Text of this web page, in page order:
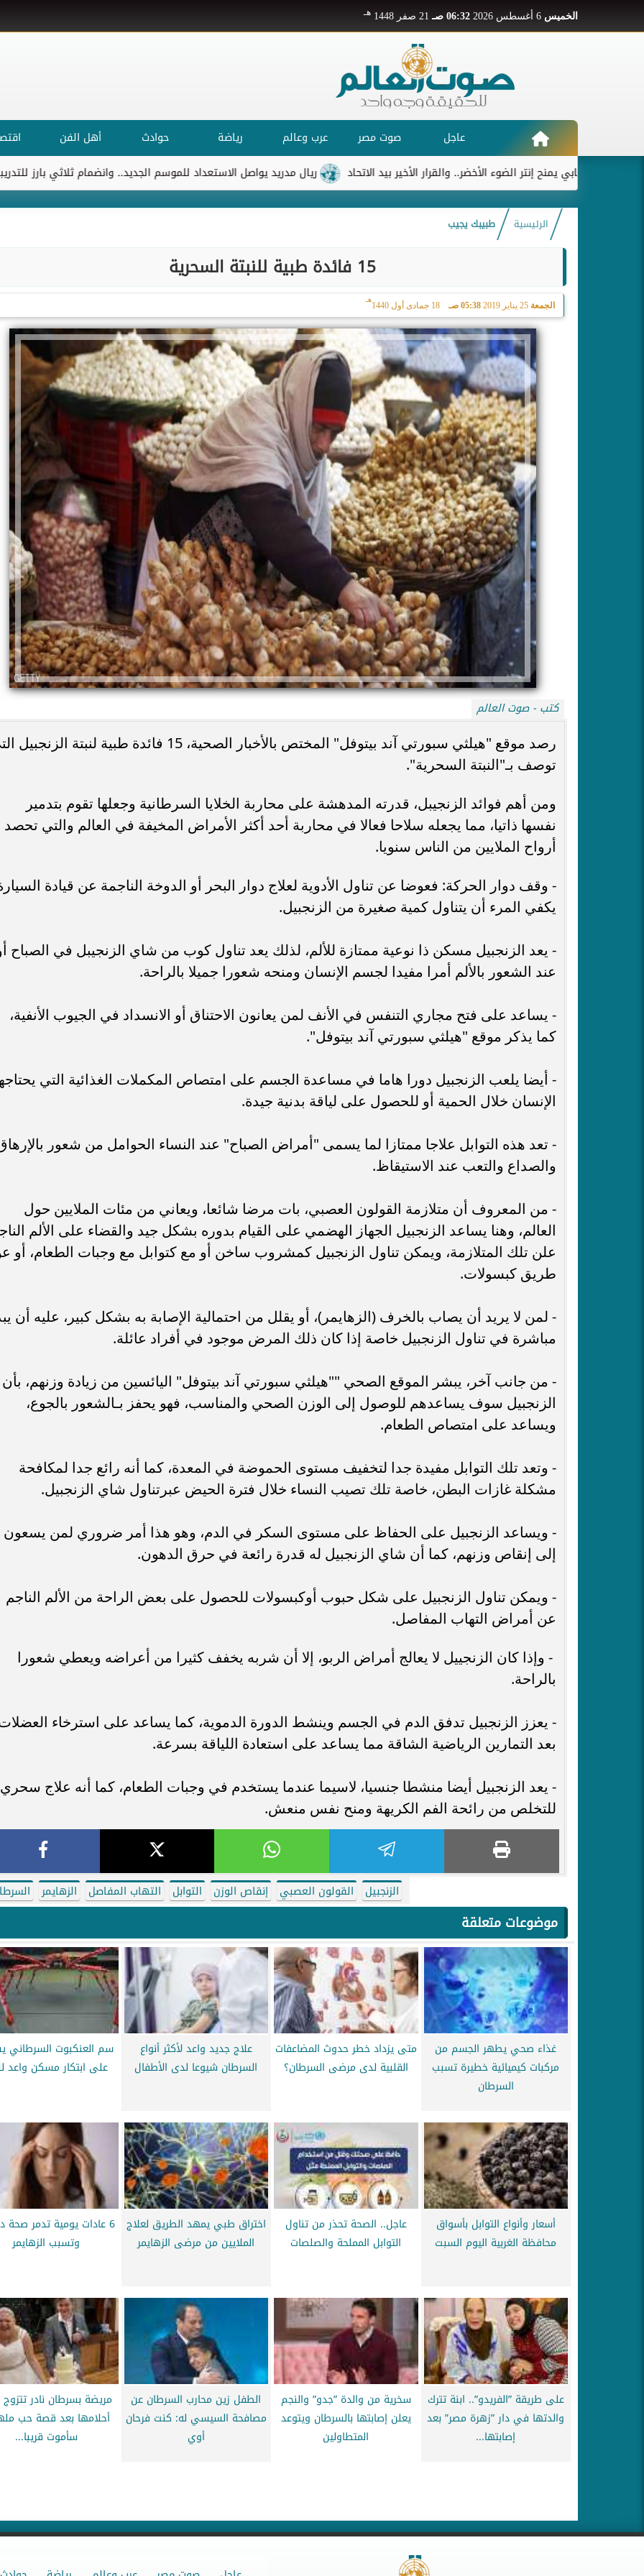
الخميس 06:32 صـ 21 صفر 1448 هـ
عاجل صوت مصر عرب وعالم رياضة حوادث أهل الفن
ريال مدريد يواصل الاستعداد للموسم الجديد.. وانضمام ثلاثي بارز للتدريبات يمنح إنتر الضوء الأخضر.. والقرار الأخير بيد الاتحاد
الرئيسية طبيبك يجيب
15 فائدة طبية للنبتة السحرية
الجمعة 25 يناير 2019 05:38 صـ 18 جمادى أول 1440
هـ
كتب - صوت العالم
رصد موقع "هيلثي سبورتي آند بيتوفل" المختص بالأخبار الصحية، 15 فائدة طبية لنبتة
توصف بـ"النبتة السحرية".
ومن أهم فوائد الزنجيبل، قدرته المدهشة على محاربة الخلايا السرطانية وجعلها تقوم بتدمير
نفسها ذاتيا، مما يجعله سلاحا فعالا في محاربة أحد أكثر الأمراض المخيفة في العالم والتي تحصد
أرواح الملايين من الناس سنويا.
- وقف دوار الحركة: فعوضا عن تناول الأدوية لعلاج دوار البحر أو الدوخة الناجمة عن قيادة
يكفي المرء أن يتناول كمية صغيرة من الزنجبيل.
- يعد الزنجبيل مسكن ذا نوعية ممتازة للألم، لذلك يعد تناول كوب من شاي الزنجيبل في الصباح
عند الشعور بالألم أمرا مفيدا لجسم الإنسان ومنحه شعورا جميلا بالراحة.
- يساعد على فتح مجاري التنفس في الأنف لمن يعانون الاحتناق أو الانسداد في الجيوب الأنفية،
كما يذكر موقع "هيلثي سبورتي آند بيتوفل".
- أيضا يلعب الزنجبيل دورا هاما في مساعدة الجسم على امتصاص المكملات الغذائية التي
الإنسان خلال الحمية أو للحصول على لياقة بدنية جيدة.
- تعد هذه التوابل علاجا ممتازا لما يسمى "أمراض الصباح" عند النساء الحوامل من شعور
والصداع والتعب عند الاستيقاظ.
- من المعروف أن متلازمة القولون العصبي، بات مرضا شائعا، ويعاني من مئات الملايين حول
العالم، وهنا يساعد الزنجبيل الجهاز الهضمي على القيام بدوره بشكل جيد والقضاء على الألم
علن تلك المتلازمة، ويمكن تناول الزنجبيل كمشروب ساخن أو مع كتوابل مع وجبات الطعام، أو
طريق كبسولات.
- لمن لا يريد أن يصاب بالخرف (الزهايمر)، أو يقلل من احتمالية الإصابة به بشكل كبير، عليه أن
مباشرة في تناول الزنجبيل خاصة إذا كان ذلك المرض موجود في أفراد عائلة.
- من جانب آخر، يبشر الموقع الصحي ""هيلثي سبورتي آند بيتوفل" اليائسين من زيادة وزنهم، بأن
الزنجبيل سوف يساعدهم للوصول إلى الوزن الصحي والمناسب، فهو يحفز بـالشعور بالجوع،
ويساعد على امتصاص الطعام.
- وتعد تلك التوابل مفيدة جدا لتخفيف مستوى الحموضة في المعدة، كما أنه رائع جدا لمكافحة
مشكلة غازات البطن، خاصة تلك تصيب النساء خلال فترة الحيض عبرتناول شاي الزنجبيل.
- ويساعد الزنجبيل على الحفاظ على مستوى السكر في الدم، وهو هذا أمر ضروري لمن يسعون
إلى إنقاص وزنهم، كما أن شاي الزنجبيل له قدرة رائعة في حرق الدهون.
- ويمكن تناول الزنجبيل على شكل حبوب أوكبسولات للحصول على بعض الراحة من الألم الناجم
عن أمراض التهاب المفاصل.
- وإذا كان الزنجييل لا يعالج أمراض الربو، إلا أن شربه يخفف كثيرا من أعراضه ويعطي شعورا
بالراحة.
- يعزز الزنجبيل تدفق الدم في الجسم وينشط الدورة الدموية، كما يساعد على استرخاء
بعد التمارين الرياضية الشاقة مما يساعد على استعادة اللياقة بسرعة.
- يعد الزنجبيل أيضا منشطا جنسيا، لاسيما عندما يستخدم في وجبات الطعام، كما أنه علاج سحري
للتخلص من رائحة الفم الكريهة ومنح نفس منعش.
الزنجبيل القولون العصبي إنقاص الوزن التوابل التهاب المفاصل الزهايمر
موضوعات متعلقة
غذاء صحي يطهر الجسم من
مركبات كيميائية خطيرة تسبب
السرطان
متى يزداد خطر حدوث المضاعفات
القلبية لدى مرضى السرطان؟
علاج جديد واعد لأكثر أنواع
السرطان شيوعا لدى الأطفال
سم العنكبوت السرطاني
على ابتكار مسكن واعد
أسعار وأنواع التوابل بأسواق
محافظة الغربية اليوم السبت
عاجل.. الصحة تحذر من تناول
التوابل المملحة والصلصات
اختراق طبي يمهد الطريق لعلاج
الملايين من مرضى الزهايمر
6 عادات يومية تدمر صحة
وتسبب الزهايمر
على طريقة ”الفريدو”.. ابنة تترك
والدتها في دار ”زهرة مصر” بعد
إصابتها...
سخرية من والدة ”جدو” والنجم
يعلن إصابتها بالسرطان ويتوعد
المتطاولين
الطفل زين محارب السرطان عن
مصافحة السيسي له: كنت فرحان
أوي
مريضة بسرطان نادر
أحلامها بعد قصة حب
سأموت قريبا...